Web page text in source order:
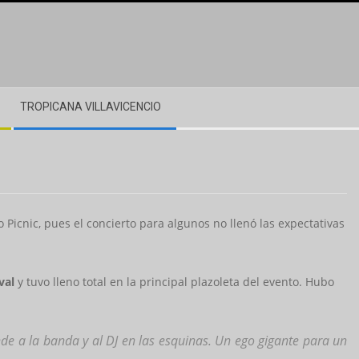
TROPICANA VILLAVICENCIO
pues el concierto para algunos no llenó las expectativas
y tuvo lleno total en la principal plazoleta del evento. Hubo
a la banda y al DJ en las esquinas. Un ego gigante para un